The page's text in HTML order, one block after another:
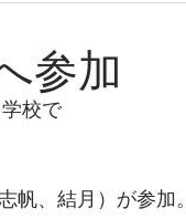
参加
校で
帆、結月）が参加。